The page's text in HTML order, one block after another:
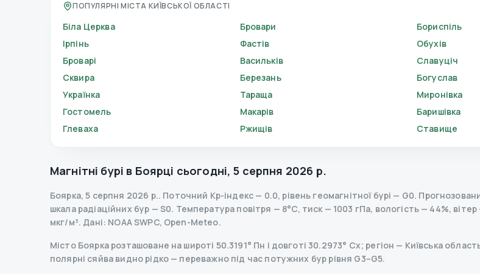
ПОПУЛЯРНІ МІСТА КИЇВСЬКОЇ ОБЛАСТІ
Біла Церква Бровари Бориспіль
Ірпінь
Фастів Обухів
Броварі
Васильків Славуціч
Сквира
Березань Богуслав
Українка
Тараща Миронівка
Гостомель
Макарів Баришівка
Глеваха
Ржищів Ставище
Магнітні бурі в Боярці сьогодні, 5 серпня 2026 р.
Боярка,5 серпня 2026 р.. Поточний Kp-індекс — 0.0, рівень геомагнітної бурі — G0.
шкала радіаційних бур — S0. Температура повітря — 8°C, тиск — 1003 гПа, вологість — 44%,
мкг/м³. Дані: NOAA SWPC, Open-Meteo.
Місто Боярка розташоване на широті 50.3191° Пн і довготі 30.2973° Сх; регіон — Київська
полярні сяйва видно рідко — переважно під час потужних бур рівня G3–G5.